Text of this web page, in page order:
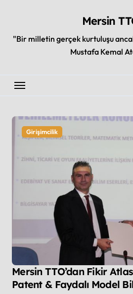
Mersin
"Bir milletin gerçek kurtuluşu
Mustafa Kemal
Girişimcilik
Mersin TTO’dan Fikir
Patent & Faydalı Model